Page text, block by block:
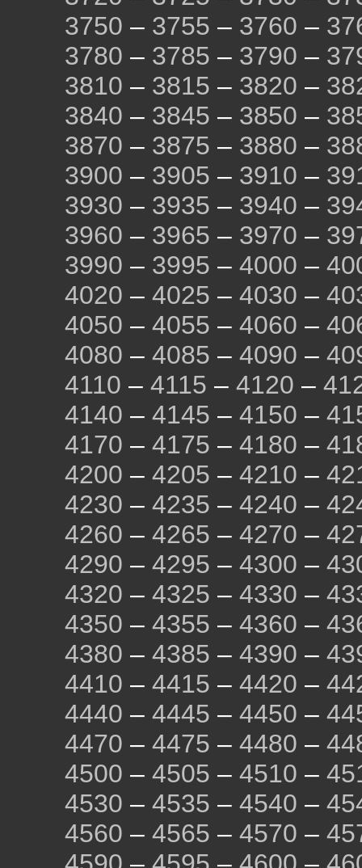
3750 – 3755 – 3760 –
3780 – 3785 – 3790 –
3810 – 3815 – 3820 –
3840 – 3845 – 3850 –
3870 – 3875 – 3880 –
3900 – 3905 – 3910 –
3930 – 3935 – 3940 –
3960 – 3965 – 3970 –
3990 – 3995 – 4000 –
4020 – 4025 – 4030 –
4050 – 4055 – 4060 –
4080 – 4085 – 4090 –
4110 – 4115 – 4120 –
4140 – 4145 – 4150 –
4170 – 4175 – 4180 –
4200 – 4205 – 4210 –
4230 – 4235 – 4240 –
4260 – 4265 – 4270 –
4290 – 4295 – 4300 –
4320 – 4325 – 4330 –
4350 – 4355 – 4360 –
4380 – 4385 – 4390 –
4410 – 4415 – 4420 –
4440 – 4445 – 4450 –
4470 – 4475 – 4480 –
4500 – 4505 – 4510 –
4530 – 4535 – 4540 –
4560 – 4565 – 4570 –